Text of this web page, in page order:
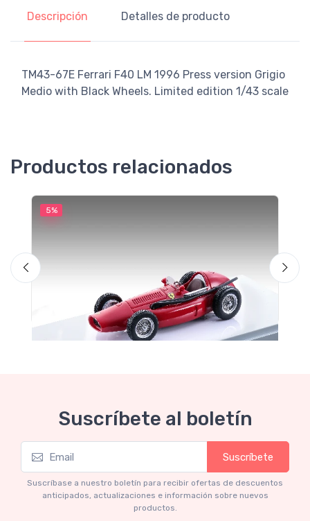
Descripción Detalles de producto
TM43-67E Ferrari F40 LM 1996 Press version Grigio
Medio with Black Wheels. Limited edition 1/43 scale
Productos relacionados
5%
Mythos Collection 1-43
TM43-22A Ferrari 553 Squalo 1954 Monza
Test Driver A. Ascari
€94.05 €99.00
Suscríbete al boletín
Suscríbete
Suscríbase a nuestro boletín para recibir ofertas de descuentos
anticipados, actualizaciones e información sobre nuevos
productos.